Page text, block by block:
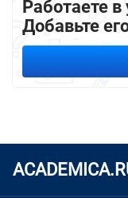
Работаете
Добавьте